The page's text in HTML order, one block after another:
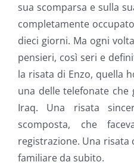
sua scomparsa e sulla
completamente
dieci giorni. Ma ogni
pensieri, così seri e
la risata di Enzo, quella
una delle telefonate
Iraq. Una risata
scomposta, che
registrazione. Una
familiare da subito.